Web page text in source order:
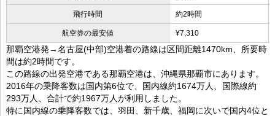
飛行時間 約2時間
航空券の最安値 ¥7,310
那覇空港発→名古屋(中部)空港着の路線は区間距離1470km、所要時
間は約2時間です。
この路線の出発空港である那覇空港は、沖縄県那覇市にあります。
2016年の乗降客数は国内第6位で、国内線約1674万人、国際線約
293万人、合計で約1967万人が利用しました。
特に国内線の乗降客数では、羽田、新千歳、福岡に次いで国内4位と